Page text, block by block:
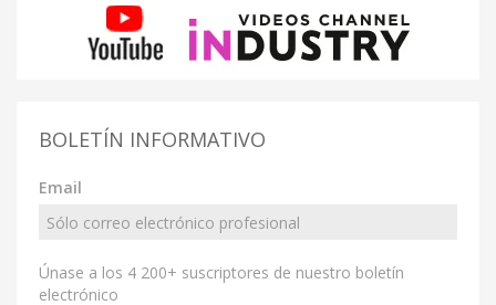
BOLETÍN INFORMATIVO
Email
Únase a los 4 200+ suscriptores de nuestro boletín
electrónico